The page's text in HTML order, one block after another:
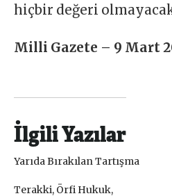
hiçbir değeri
Milli Gazete – 9 Mart
İlgili Yazılar
Yarıda Bırakılan Tartışma
Terakki, Örfi Hukuk,